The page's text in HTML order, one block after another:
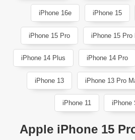
iPhone 16e iPhone 15
iPhone 15 Pro iPhone 15 Pro
iPhone 14 Plus iPhone 14 Pro
iPhone 13 iPhone 13 Pro
iPhone 11 iPhone
Apple iPhone 15